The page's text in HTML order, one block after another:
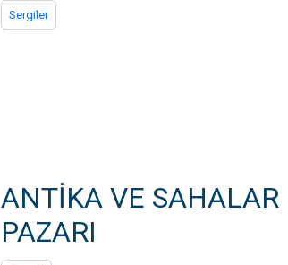
Sergiler
ANTİKA VE SAHALAR
PAZARI